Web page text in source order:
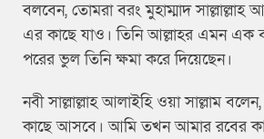
বলবেন, তোমরা বরং মুহাম্মাদ সাল্লাল্লাহ
এর কাছে যাও। তিনি আল্লাহর এমন এক
পরের ভুল তিনি ক্ষমা করে দিয়েছেন।
নবী সাল্লাল্লাহ আলাইহি ওয়া সাল্লাম
কাছে আসবে। আমি তখন আমার রবের